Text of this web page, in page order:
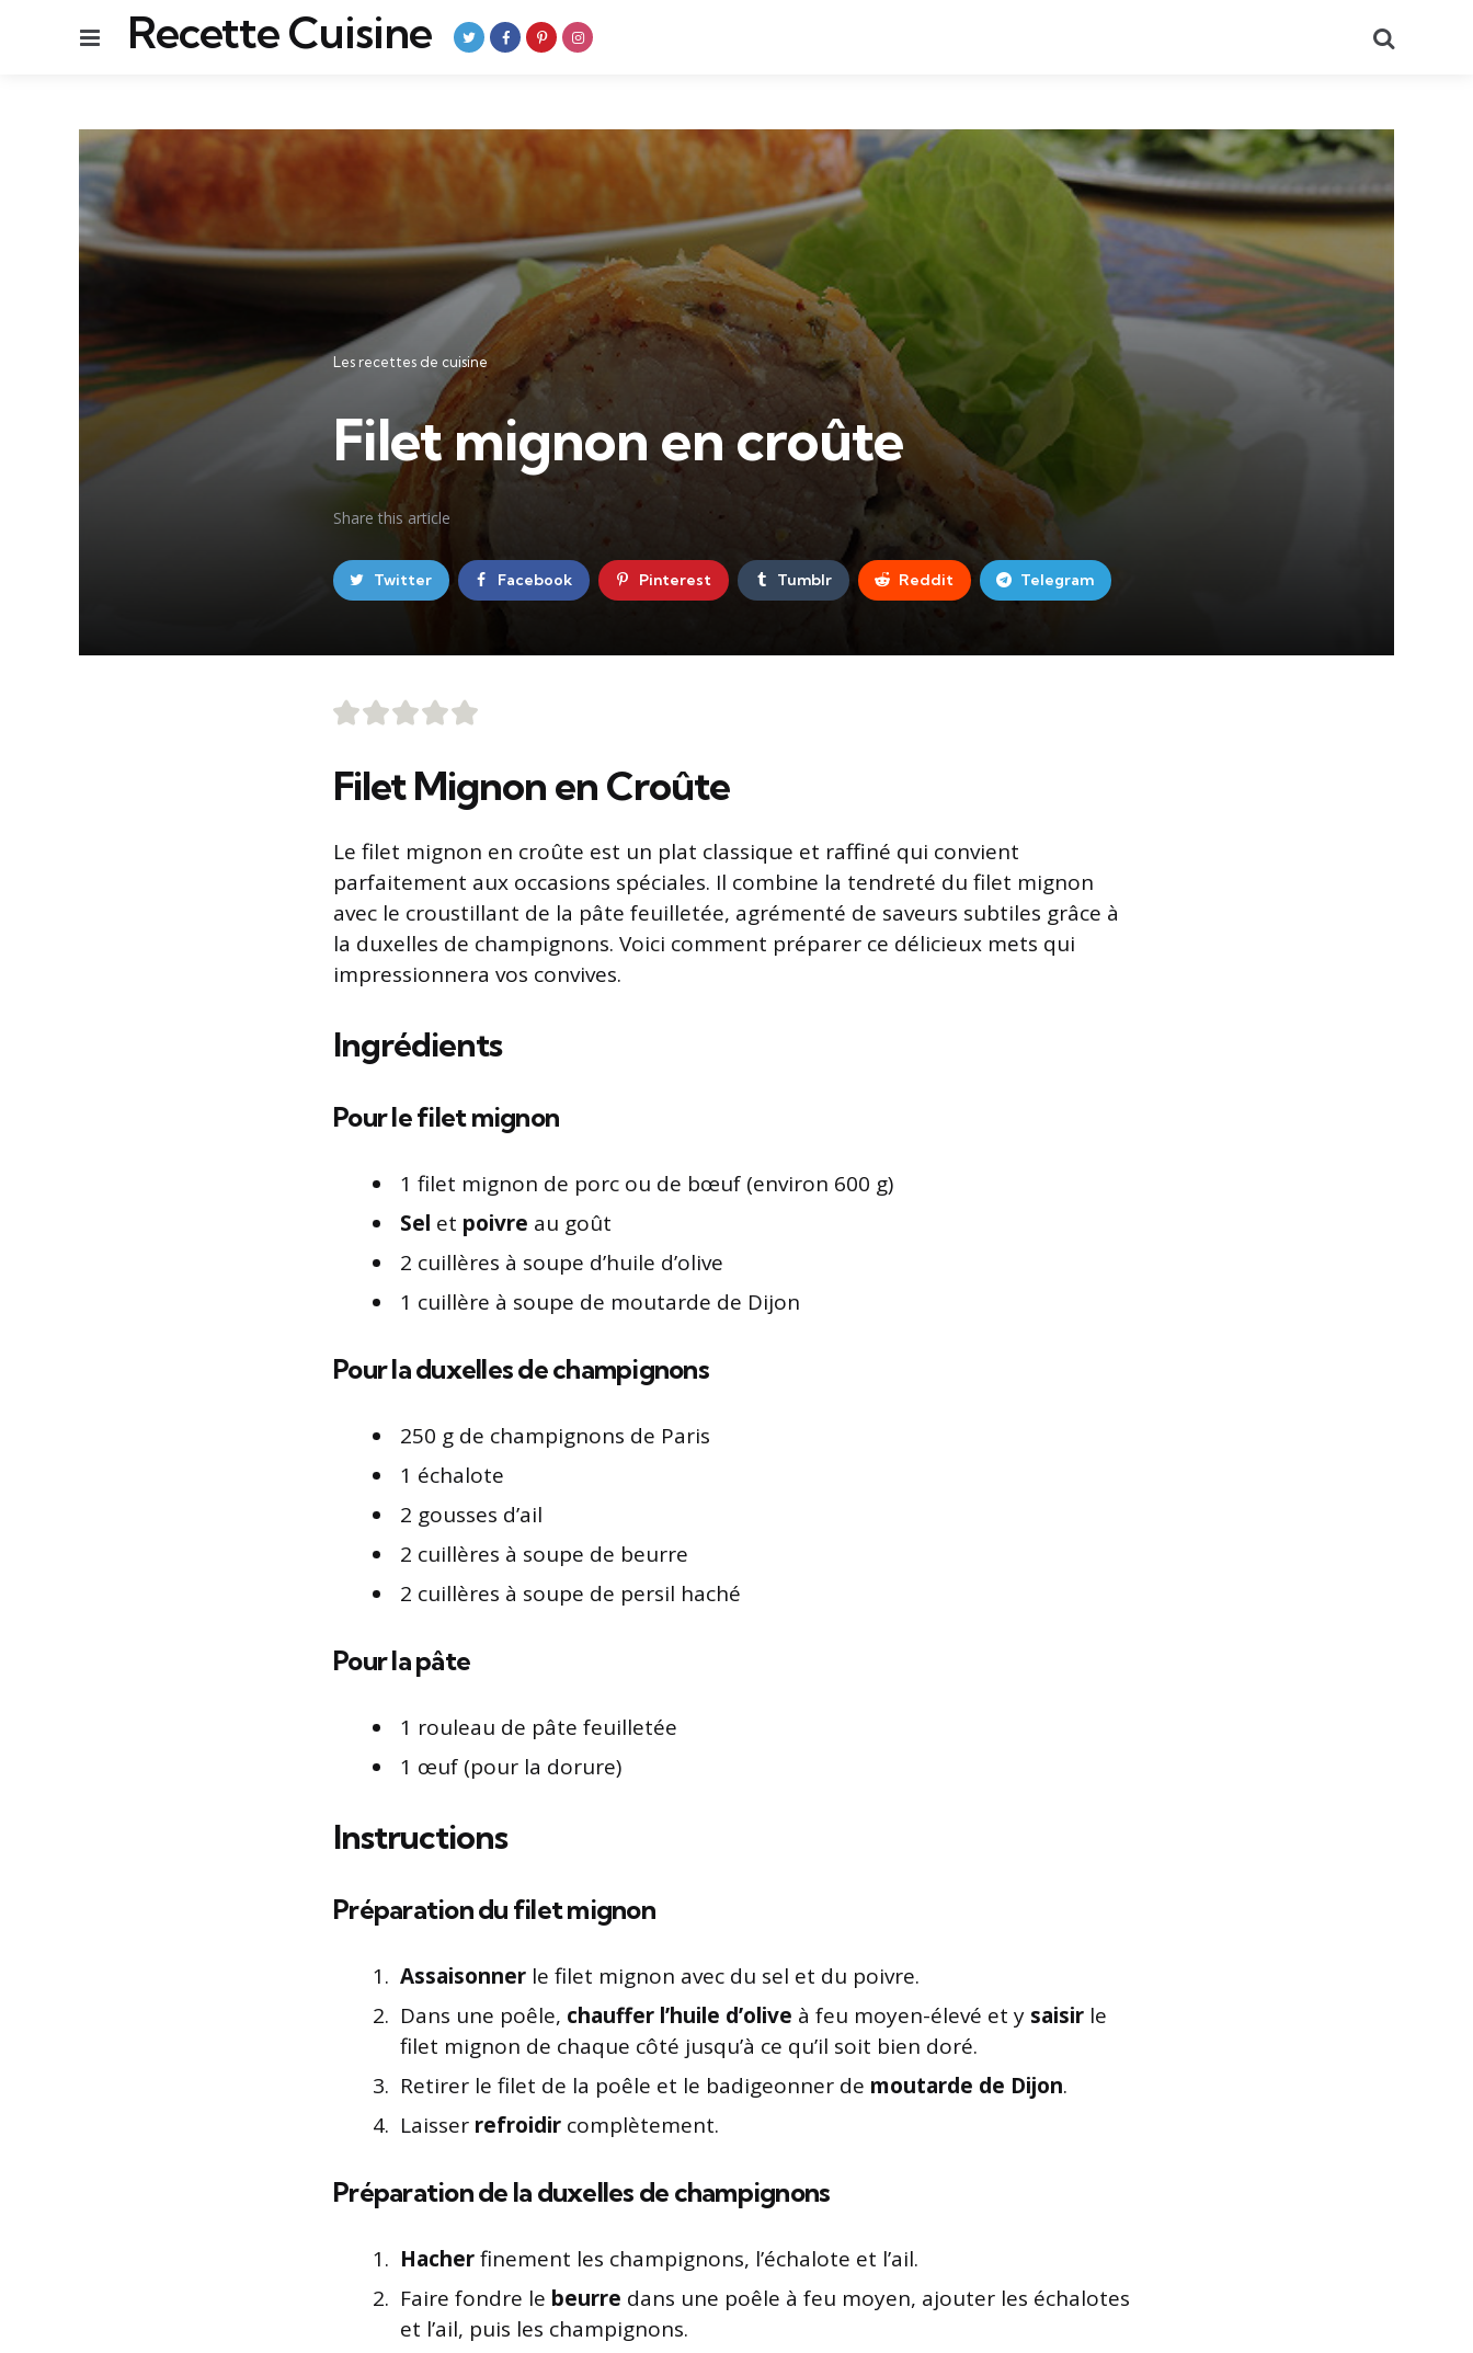
Menu
Recette Cuisine
Catégories
Les recettes de cuisine
Filet mignon en croûte
Share this article
Twitter Facebook Pinterest Tumblr Reddit Telegram
Filet Mignon en Croûte
Le filet mignon en croûte est un plat classique et raffiné qui convient
parfaitement aux occasions spéciales. Il combine la tendreté du filet mignon
avec le croustillant de la pâte feuilletée, agrémenté de saveurs subtiles grâce à
la duxelles de champignons. Voici comment préparer ce délicieux mets qui
impressionnera vos convives.
Ingrédients
Pour le filet mignon
1 filet mignon de porc ou de bœuf (environ 600 g)
Sel et poivre au goût
2 cuillères à soupe d’huile d’olive
1 cuillère à soupe de moutarde de Dijon
Pour la duxelles de champignons
250 g de champignons de Paris
1 échalote
2 gousses d’ail
2 cuillères à soupe de beurre
2 cuillères à soupe de persil haché
Pour la pâte
1 rouleau de pâte feuilletée
1 œuf (pour la dorure)
Instructions
Préparation du filet mignon
Assaisonner le filet mignon avec du sel et du poivre.
Dans une poêle, chauffer l’huile d’olive à feu moyen-élevé et y saisir le
filet mignon de chaque côté jusqu’à ce qu’il soit bien doré.
Retirer le filet de la poêle et le badigeonner de moutarde de Dijon.
Laisser refroidir complètement.
Préparation de la duxelles de champignons
Hacherfinement les champignons, l’échalote et l’ail.
Faire fondre le beurre dans une poêle à feu moyen, ajouter les échalotes
et l’ail, puis les champignons.